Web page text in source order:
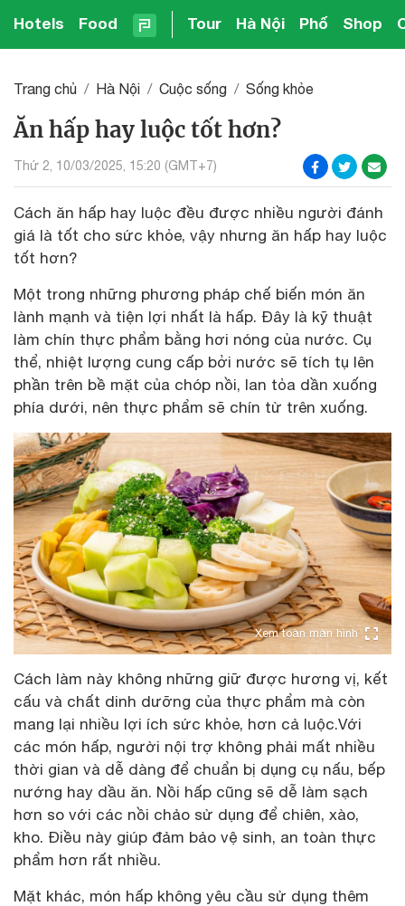
Hotels Food Tour Hà Nội Phố Shop
Trang chủ Hà Nội Cuộc sống Sống khỏe
Ăn hấp hay luộc tốt hơn?
Thứ 2, 10/03/2025, 15:20 (GMT+7)
Cách ăn hấp hay luộc đều được nhiều người đánh
giá là tốt cho sức khỏe, vậy nhưng ăn hấp hay luộc
tốt hơn?
Một trong những phương pháp chế biến món ăn
lành mạnh và tiện lợi nhất là hấp. Đây là kỹ thuật
làm chín thực phẩm bằng hơi nóng của nước. Cụ
thể, nhiệt lượng cung cấp bởi nước sẽ tích tụ lên
phần trên bề mặt của chóp nồi, lan tỏa dần xuống
phía dưới, nên thực phẩm sẽ chín từ trên xuống.
Xem toàn màn hình
Cách làm này không những giữ được hương vị, kết
cấu và chất dinh dưỡng của thực phẩm mà còn
mang lại nhiều lợi ích sức khỏe, hơn cả luộc.Với
các món hấp, người nội trợ không phải mất nhiều
thời gian và dễ dàng để chuẩn bị dụng cụ nấu, bếp
nướng hay dầu ăn. Nồi hấp cũng sẽ dễ làm sạch
hơn so với các nồi chảo sử dụng để chiên, xào,
kho. Điều này giúp đảm bảo vệ sinh, an toàn thực
phẩm hơn rất nhiều.
Mặt khác, món hấp không yêu cầu sử dụng thêm